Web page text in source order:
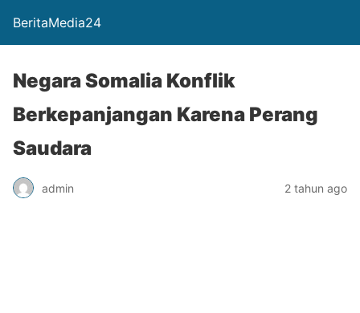
BeritaMedia24
Negara Somalia Konflik
Berkepanjangan Karena Perang
Saudara
admin 2 tahun ago